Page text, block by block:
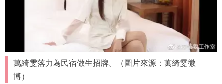
萬綺雯落力為民宿做生招牌。（圖片來源：萬綺雯微
博）